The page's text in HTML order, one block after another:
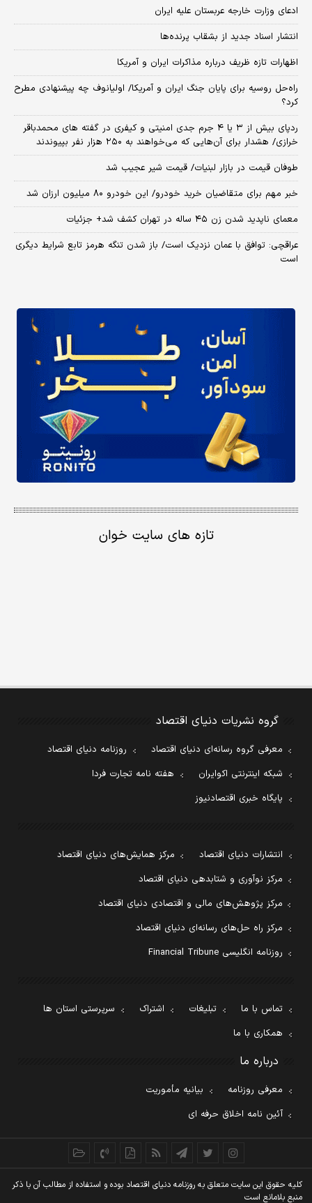
ادعای وزارت خارجه عربستان علیه ایران
انتشار اسناد جدید از بشقاب پرنده‌ها
اظهارات تازه ظریف درباره مذاکرات ایران و آمریکا
راه‌حل روسیه برای پایان جنگ ایران و آمریکا/ اولیانوف چه پیشنهادی مطرح
کرد؟
ردپای بیش از ۳ یا ۴ جرم جدی امنیتی و کیفری در گفته های محمدباقر
خرازی/ هشدار برای آن‌هایی که می‌خواهند به ۲۵۰ هزار نفر بپیوندند
طوفان قیمت در بازار لبنیات/ قیمت شیر عجیب شد
خبر مهم برای متقاضیان خرید خودرو/ این خودرو ۸۰ میلیون ارزان شد
معمای ناپدید شدن زن ۴۵ ساله در تهران کشف شد+ جزئیات
عراقچی: توافق با عمان نزدیک است/ باز شدن تنگه هرمز تابع شرایط دیگری
است
تازه های سایت خوان
گروه نشریات دنیای اقتصاد
معرفی گروه رسانه‌ای دنیای اقتصاد
روزنامه دنیای اقتصاد
شبکه اینترنتی اکوایران
هفته نامه تجارت فردا
پایگاه خبری اقتصادنیوز
انتشارات دنیای اقتصاد
مرکز همایش‌های دنیای اقتصاد
مرکز نوآوری و شتابدهی دنیای اقتصاد
مرکز پژوهش‌های مالی و اقتصادی دنیای اقتصاد
مرکز راه حل‌های رسانه‌ای دنیای اقتصاد
روزنامه انگلیسی Financial Tribune
تماس با ما تبلیغات اشتراک
سرپرستی استان ها
همکاری با ما
درباره ما
معرفی روزنامه
بیانیه مأموریت
آئین نامه اخلاق حرفه ای
کليه حقوق اين سايت متعلق به روزنامه دنيای اقتصاد بوده و استفاده از مطالب آن با ذکر
منبع بلامانع است